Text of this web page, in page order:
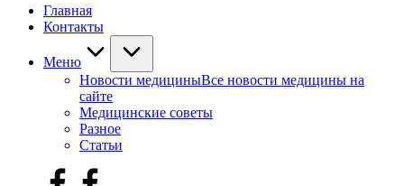
Главная
Контакты
Меню
Новости медициныВсе новости медицины на
сайте
Медицинские советы
Разное
Статьи
facebook.com